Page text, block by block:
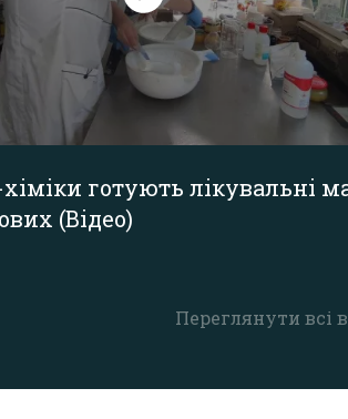
Переглянути всі
готують лікувальні
(Відео)